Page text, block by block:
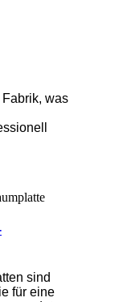
was
sind
für eine